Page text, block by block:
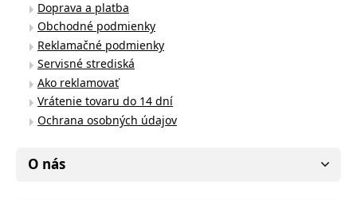
Doprava a platba
Obchodné podmienky
Reklamačné podmienky
Servisné strediská
Ako reklamovať
Vrátenie tovaru do 14 dní
Ochrana osobných údajov
O nás